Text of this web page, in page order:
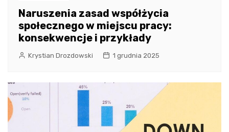
Naruszenia zasad współżycia
społecznego w miejscu pracy:
konsekwencje i przykłady
Krystian Drozdowski 1 grudnia 2025